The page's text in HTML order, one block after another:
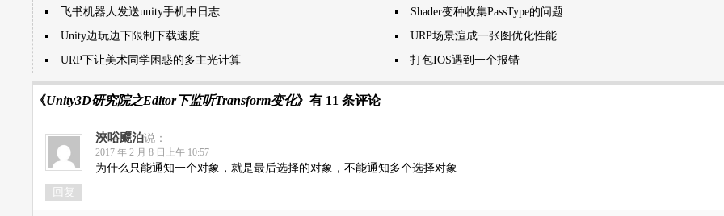
飞书机器人发送unity手机中日志
Shader变种收集PassType的问题
Unity边玩边下限制下载速度
URP场景渲成一张图优化性能
URP下让美术同学困惑的多主光计算
打包IOS遇到一个报错
《Unity3D研究院之Editor下监听Transform变化》有 11 条评论
浹唂飃泊说：
2017 年 2 月 8 日上午 10:57
为什么只能通知一个对象，就是最后选择的对象，不能通知多个选择对象
回复